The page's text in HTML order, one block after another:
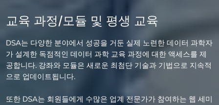
교육 과정/모듈 및 평생 교육
DSA는 다양한 분야에서 성공을 거둔 실제 노련한 데이터 과학자
가 설계한 독점적인 데이터 과학 교육 과정에 대한 액세스를 제
공합니다. 강좌와 모듈은 새로운 최첨단 기술과 기법으로 지속적
으로 업데이트됩니다.
또한 DSA는 회원들에게 수많은 업계 전문가가 참여하는 웹 세미